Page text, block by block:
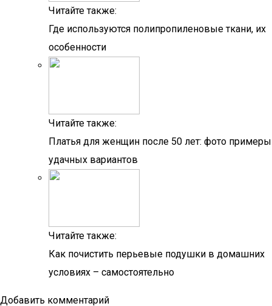
Читайте также:
Где используются полипропиленовые ткани, их
особенности
Читайте также:
Платья для женщин после 50 лет: фото примеры
удачных вариантов
Читайте также:
Как почистить перьевые подушки в домашних
условиях – самостоятельно
Добавить комментарий